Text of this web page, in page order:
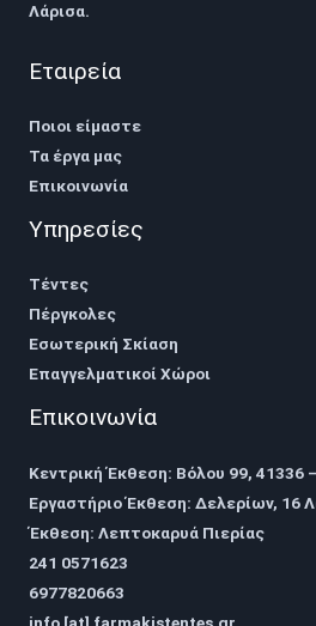
Λάρισα.
Εταιρεία
Ποιοι είμαστε
Τα έργα μας
Επικοινωνία
Υπηρεσίες
Τέντες
Πέργκολες
Εσωτερική Σκίαση
Επαγγελματικοί Χώροι
Επικοινωνία
Κεντρική Έκθεση: Βόλου 99, 41336
Εργαστήριο Έκθεση: Δελερίων, 16
Έκθεση: Λεπτοκαρυά Πιερίας
241 0571623
6977820663
info [at] farmakistentes.gr